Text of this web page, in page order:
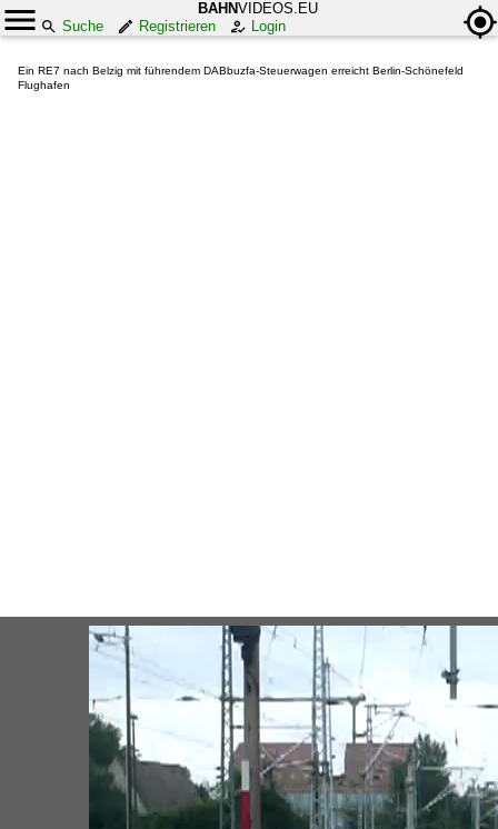
BAHNVIDEOS.EU
Suche
Registrieren Login
Ein RE7 nach Belzig mit führendem DABbuzfa-Steuerwagen erreicht Berlin-Schönefeld
Flughafen